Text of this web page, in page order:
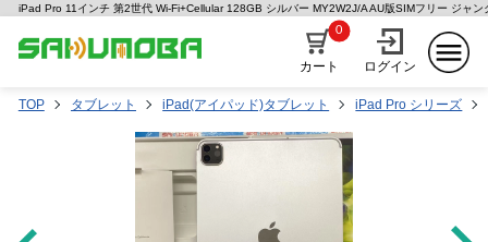
iPad Pro 11インチ 第2世代 Wi-Fi+Cellular 128GB シルバー MY2W2J/A AU版SIMフリー ジャ
カート
0
ログイン
TOP タブレット iPad(アイパッド)タブレット iPad Pro シリーズ